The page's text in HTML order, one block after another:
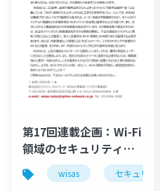
第17回連載企画：Wi-Fi
領域のセキュリティ事
故をニュースで見かけ
ない理由
wisas セキュリティ